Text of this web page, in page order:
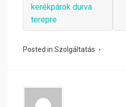
kerékpárok durva
terepre
Posted in Szolgáltatás